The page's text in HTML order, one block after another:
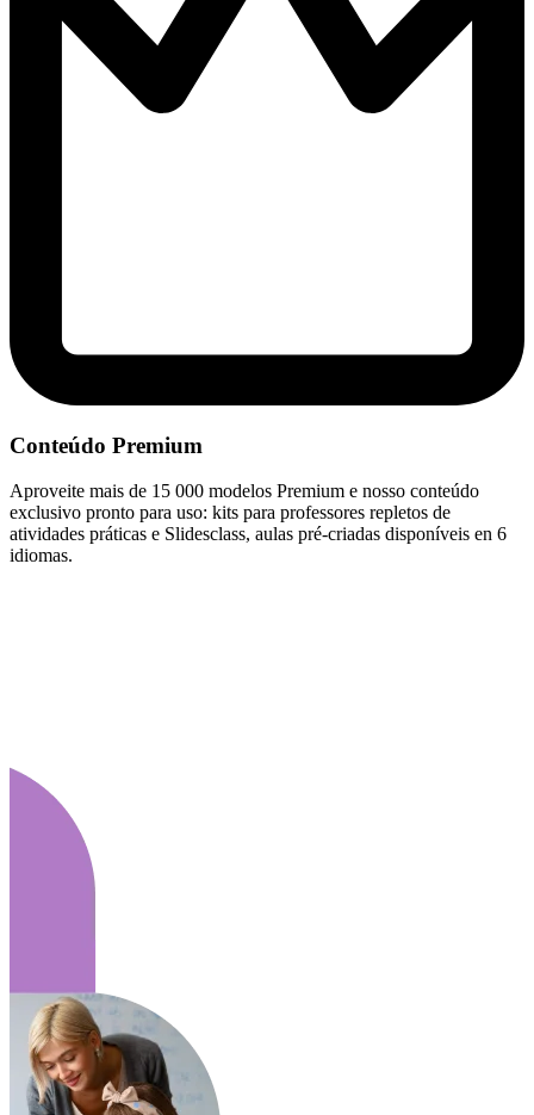
Conteúdo Premium
Aproveite mais de 15 000 modelos Premium e nosso conteúdo
exclusivo pronto para uso: kits para professores repletos de
atividades práticas e Slidesclass, aulas pré-criadas disponíveis en 6
idiomas.